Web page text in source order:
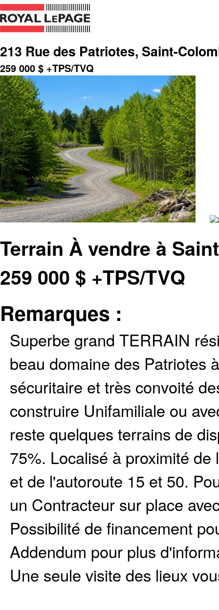
213 Rue des Patriotes, Saint-
259 000 $ +TPS/TVQ
Terrain À vendre à
259 000 $ +TPS/TVQ
Remarques :
Superbe grand TERRAIN
beau domaine des Patriotes
sécuritaire et très convoité
construire Unifamiliale ou
reste quelques terrains de
75%. Localisé à proximité
et de l'autoroute 15 et 50.
un Contracteur sur place
Possibilité de financement
Addendum pour plus
Une seule visite des lieux